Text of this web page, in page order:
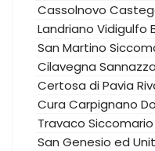
Cassolnovo
Landriano Vidigulfo
San Martino
Cilavegna
Certosa di Pavia
Cura Carpignano
Travaco Siccomario
San Genesio ed